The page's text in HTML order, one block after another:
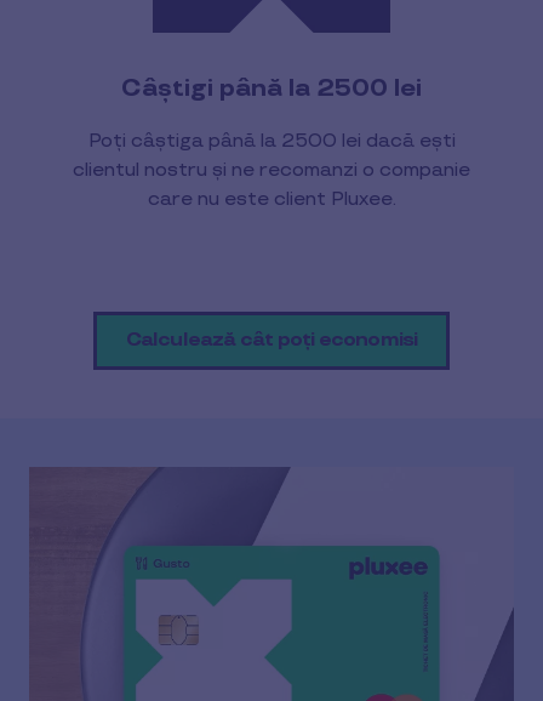
Câștigi până la 2500 lei
Poți câștiga până la 2500 lei dacă ești
clientul nostru și ne recomanzi o companie
care nu este client Pluxee.
Calculează cât poți economisi